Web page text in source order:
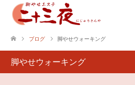
ブログ 脚やせウォーキング
脚やせウォーキング